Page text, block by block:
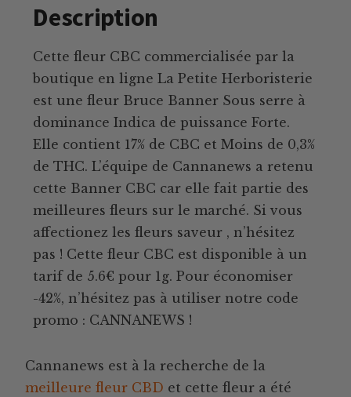
Description
Cette fleur CBC commercialisée par la
boutique en ligne La Petite Herboristerie
est une fleur Bruce Banner Sous serre à
dominance Indica de puissance Forte.
Elle contient 17% de CBC et Moins de 0,3%
de THC. L’équipe de Cannanews a retenu
cette Banner CBC car elle fait partie des
meilleures fleurs sur le marché. Si vous
affectionez les fleurs saveur , n’hésitez
pas ! Cette fleur CBC est disponible à un
tarif de 5.6€ pour 1g. Pour économiser
-42%, n’hésitez pas à utiliser notre code
promo : CANNANEWS !
Cannanews est à la recherche de la
meilleure fleur CBD et cette fleur a été